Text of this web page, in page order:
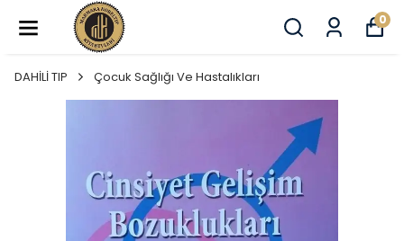
0
DAHİLİ TIP Çocuk Sağlığı Ve Hastalıkları